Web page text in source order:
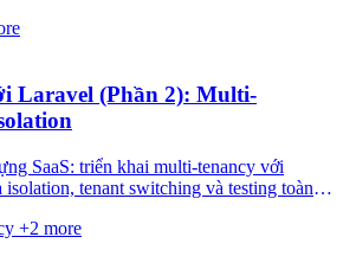
Laravel (Phần 2): Multi-
SaaS: triển khai multi-tenancy với
tenant switching và testing toàn
+2 more